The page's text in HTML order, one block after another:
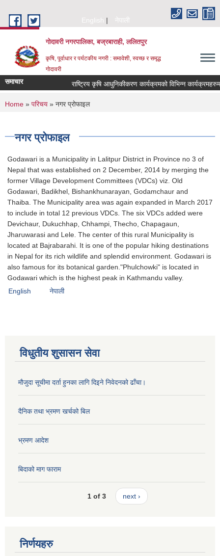
English
नेपाली
गोदावरी नगरपालिका, बज्रबाराही, ललितपुर
कृषि, पूर्वाधार र पर्यटकीय नगरी : समावेशी, स्वच्छ र समृद्ध
गोदावरी
समाचार
You are here
Home » परिचय » नगर प्रोफाइल
नगर प्रोफाइल
Godawari is a Municipality in Lalitpur District in Province no 3 of
Nepal that was established on 2 December, 2014 by merging the
former Village Development Committees (VDCs) viz. Old
Godawari, Badikhel, Bishankhunarayan, Godamchaur and
Thaiba. The Municipality area was again expanded in March 2017
to include in total 12 previous VDCs. The six VDCs added were
Devichaur, Dukuchhap, Chhampi, Thecho, Chapagaun,
Jharuwarasi and Lele. The center of this rural Municipality is
located at Bajrabarahi. It is one of the popular hiking destinations
in Nepal for its rich wildlife and splendid environment. Godawari is
also famous for its botanical garden."Phulchowki" is located in
Godawari which is the highest peak in Kathmandu valley.
English
नेपाली
विधुतीय शुसासन सेवा
मौजुदा सूचीमा दर्ता हुनका लागि दिइने निवेदनको ढाँचा।
दैनिक तथा भ्रमण खर्चको बिल
भ्रमण आदेश
बिदाको माग फाराम
1 of 3 next ›
निर्णयहरु